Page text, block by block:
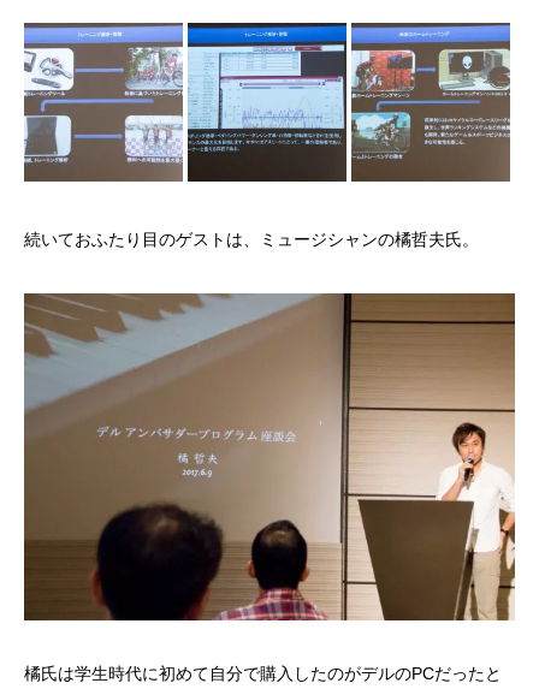
続いておふたり目のゲストは、ミュージシャンの橘哲夫氏。
橘氏は学生時代に初めて自分で購入したのがデルのPCだったと